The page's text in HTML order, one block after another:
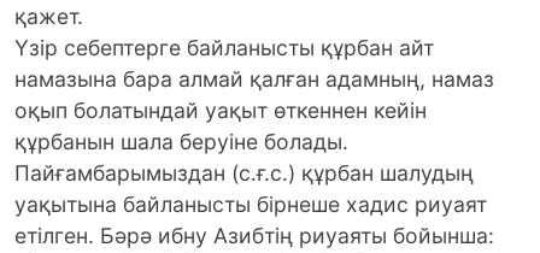
қажет.
Үзір себептерге байланысты құрбан айт
намазына бара алмай қалған адамның, намаз
оқып болатындай уақыт өткеннен кейін
құрбанын шала беруіне болады.
Пайғамбарымыздан (с.ғ.с.) құрбан шалудың
уақытына байланысты бірнеше хадис риуаят
етілген. Бәрә ибну Азибтің риуаяты бойынша: